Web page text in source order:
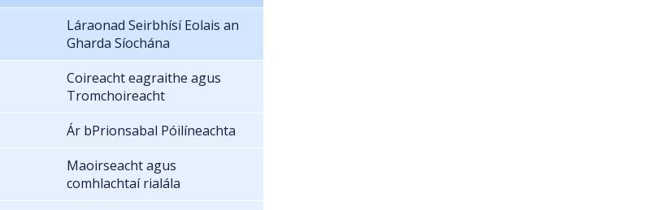
Láraonad Seirbhísí Eolais an
Gharda Síochána
Coireacht eagraithe agus
Tromchoireacht
Ár bPrionsabal Póilíneachta
Maoirseacht agus
comhlachtaí rialála